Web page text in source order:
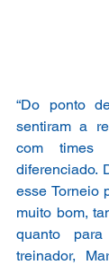
“Do ponto
sentiram a
com times
diferenciado.
esse Torneio
muito bom,
quanto
treinador,